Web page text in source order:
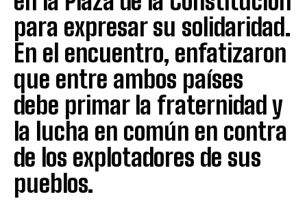
para expresar su solidaridad.
En el encuentro, enfatizaron
que entre ambos países
debe primar la fraternidad y
la lucha en común en contra
de los explotadores de sus
pueblos.